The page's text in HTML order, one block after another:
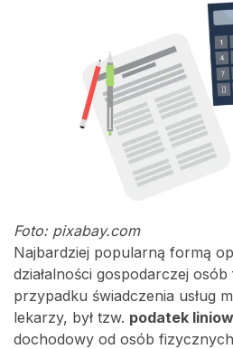
Foto: pixabay.com
Najbardziej popularną formą
działalności gospodarczej
przypadku świadczenia usług
lekarzy, był tzw. podatek
dochodowy od osób